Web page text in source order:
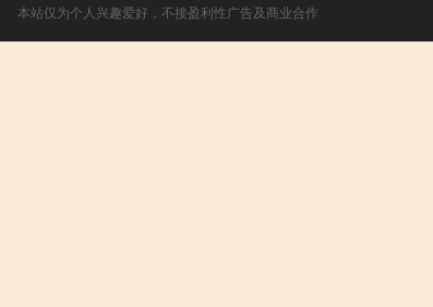
本站仅为个人兴趣爱好，不接盈利性广告及商业合作